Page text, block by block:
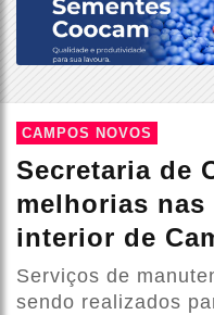
CAMPOS NOVOS
Secretaria de
melhorias nas
interior de
Serviços de
sendo realizados